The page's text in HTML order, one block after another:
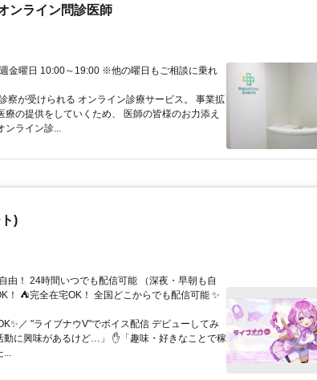
ンライン問診医師
金曜日 10:00～19:00 ※他の曜日もご相談に乗れ
察が受けられる オンライン診療サービス。 事業拡
療の提供をしていくため、 医師の皆様のお力添え
ンライン診...
)
由！ 24時間いつでも配信可能 （深夜・早朝も自
！ ⛺完全在宅OK！ 全国どこからでも配信可能 ✨
／ "ライブナウV"でボイス配信 デビューしてみ
動に興味があるけど…」 ✋「趣味・好きなことで稼
...